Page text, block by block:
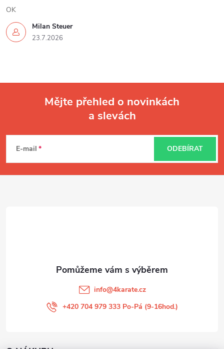
Milan Steuer
23.7.2026
OK
p
Mějte přehled o novinkách
a slevách
E-mail ODEBÍRAT
info@4karate.cz
+420 704 979 333 Po-Pá (9-16hod.)